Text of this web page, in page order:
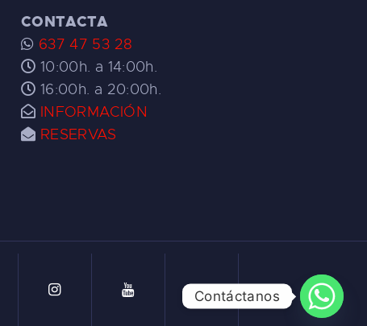
CONTACTA
637 47 53 28
10:00h. a 14:00h.
16:00h. a 20:00h.
INFORMACIÓN
RESERVAS
Contáctanos